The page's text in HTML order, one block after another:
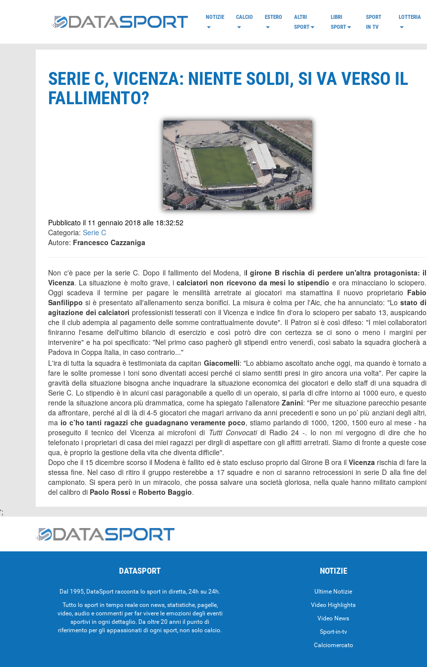
NOTIZIE CALCIO ESTERO
ALTRI
SPORT
LIBRI
SPORT
SPORT
IN TV
LOTTERIA
SERIE C, VICENZA: NIENTE SOLDI, SI VA VERSO IL
FALLIMENTO?
Pubblicato il 11 gennaio 2018 alle 18:32:52
Categoria: Serie C
Autore: Francesco Cazzaniga
Non c'è pace per la serie C. Dopo il fallimento del Modena, il girone B rischia di perdere un'altra protagonista: il
Vicenza. La situazione è molto grave, i calciatori non ricevono da mesi lo stipendio e ora minacciano lo sciopero.
Oggi scadeva il termine per pagare le mensilità arretrate ai giocatori ma stamattina il nuovo proprietario Fabio
Sanfilippo si è presentato all'allenamento senza bonifici. La misura è colma per l'Aic, che ha annunciato: "Lostato di
agitazione dei calciatori professionisti tesserati con il Vicenza e indice fin d'ora lo sciopero per sabato 13, auspicando
che il club adempia al pagamento delle somme contrattualmente dovute". Il Patron si è così difeso: "I miei collaboratori
finiranno l'esame dell'ultimo bilancio di esercizio e così potrò dire con certezza se ci sono o meno i margini per
intervenire" e ha poi specificato: "Nel primo caso pagherò gli stipendi entro venerdì, così sabato la squadra giocherà a
Padova in Coppa Italia, in caso contrario..."
L'ira di tutta la squadra è testimoniata da capitan Giacomelli: "Lo abbiamo ascoltato anche oggi, ma quando è tornato a
fare le solite promesse i toni sono diventati accesi perché ci siamo sentiti presi in giro ancora una volta". Per capire la
gravità della situazione bisogna anche inquadrare la situazione economica dei giocatori e dello staff di una squadra di
Serie C. Lo stipendio è in alcuni casi paragonabile a quello di un operaio, si parla di cifre intorno ai 1000 euro, e questo
rende la situazione ancora più drammatica, come ha spiegato l'allenatore Zanini: "Per me situazione parecchio pesante
da affrontare, perché al di là di 4-5 giocatori che magari arrivano da anni precedenti e sono un po’ più anziani degli altri,
ma io c’ho tanti ragazzi che guadagnano veramente poco, stiamo parlando di 1000, 1200, 1500 euro al mese - ha
proseguito il tecnico del Vicenza ai microfoni di Tutti Convocatidi Radio 24 -. Io non mi vergogno di dire che ho
telefonato i proprietari di casa dei miei ragazzi per dirgli di aspettare con gli affitti arretrati. Siamo di fronte a queste cose
qua, è proprio la gestione della vita che diventa difficile".
Dopo che il 15 dicembre scorso il Modena è fallito ed è stato escluso proprio dal Girone B ora ilVicenza rischia di fare la
stessa fine. Nel caso di ritiro il gruppo resterebbe a 17 squadre e non ci saranno retrocessioni in serie D alla fine del
campionato. Si spera però in un miracolo, che possa salvare una società gloriosa, nella quale hanno militato campioni
del calibro di Paolo Rossi e Roberto Baggio.
';
DATASPORT
Dal 1995, DataSport racconta lo sport in diretta, 24h su 24h.
Tutto lo sport in tempo reale con news, statistiche, pagelle,
video, audio e commenti per far vivere le emozioni degli eventi
sportivi in ogni dettaglio. Da oltre 20 anni il punto di
riferimento per gli appassionati di ogni sport, non solo calcio.
NOTIZIE
Ultime Notizie
Video Highlights
Video News
Sport-in-tv
Calciomercato